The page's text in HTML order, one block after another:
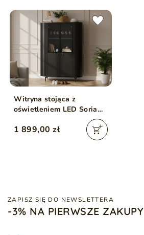
Witryna stojąca z
oświetleniem LED Soria
1 899,00 zł
ZAPISZ SIĘ DO NEWSLETTERA
-3% NA PIERWSZE ZAKUPY